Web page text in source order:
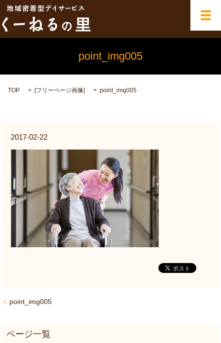
point_img005
TOP [フリーページ画像] point_img005
2017-02-22
point_img005